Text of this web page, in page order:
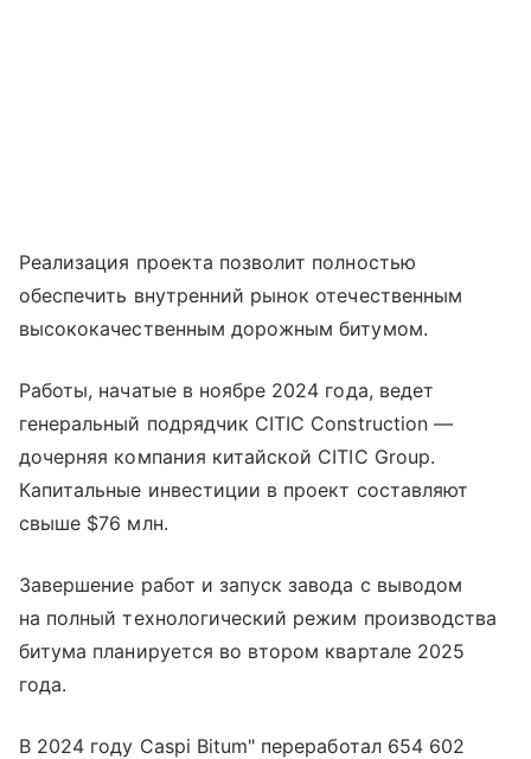
Реализация проекта позволит полностью
обеспечить внутренний рынок отечественным
высококачественным дорожным битумом.
Работы, начатые в ноябре 2024 года, ведет
генеральный подрядчик CITIC Construction —
дочерняя компания китайской CITIC Group.
Капитальные инвестиции в проект составляют
свыше $76 млн.
Завершение работ и запуск завода с выводом
на полный технологический режим производства
битума планируется во втором квартале 2025
года.
В 2024 году Caspi Bitum" переработал 654 602